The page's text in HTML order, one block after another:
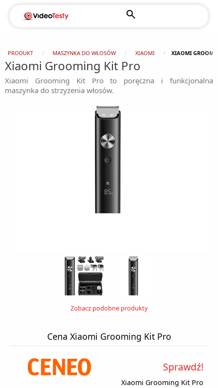
PRODUKT MASZYNKA DO WŁOSÓW XIAOMI XIAOMI
Xiaomi Grooming Kit Pro
Xiaomi Grooming Kit Pro to poręczna i funkcjonalna
maszynka do strzyżenia włosów.
Zobacz podobne produkty
Cena Xiaomi Grooming Kit Pro
Xiaomi Grooming Kit Pro
Sprawdź!